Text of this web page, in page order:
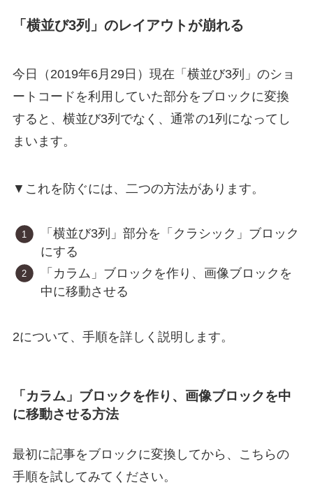
「横並び3列」のレイアウトが崩れる
今日（2019年6月29日）現在「横並び3列」のショ
ートコードを利用していた部分をブロックに変換
すると、横並び3列でなく、通常の1列になってし
まいます。
▼これを防ぐには、二つの方法があります。
「横並び3列」部分を「クラシック」ブロック
にする
「カラム」ブロックを作り、画像ブロックを
中に移動させる
2について、手順を詳しく説明します。
「カラム」ブロックを作り、画像ブロックを中
に移動させる方法
最初に記事をブロックに変換してから、こちらの
手順を試してみてください。